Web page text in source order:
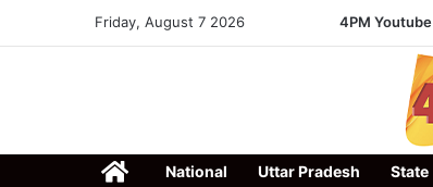
Friday, August 7 2026 4PM Youtube
HomeNational Uttar Pradesh State